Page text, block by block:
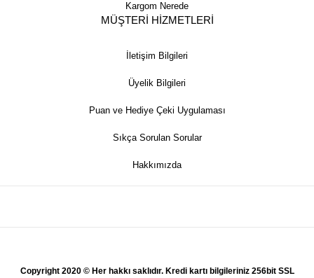
Kargom Nerede
MÜŞTERİ HİZMETLERİ
İletişim Bilgileri
Üyelik Bilgileri
Puan ve Hediye Çeki Uygulaması
Sıkça Sorulan Sorular
Hakkımızda
Copyright 2020 © Her hakkı saklıdır. Kredi kartı bilgileriniz 256bit SSL